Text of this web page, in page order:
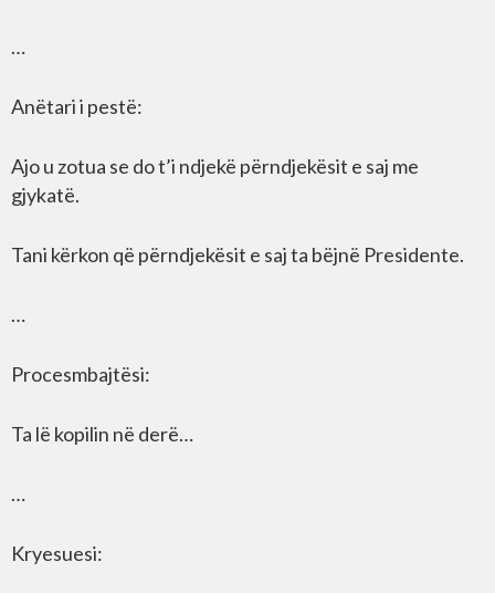
…
Anëtari i pestë:
Ajo u zotua se do t’i ndjekë përndjekësit e saj me
gjykatë.
Tani kërkon që përndjekësit e saj ta bëjnë Presidente.
…
Procesmbajtësi:
Ta lë kopilin në derë…
…
Kryesuesi: